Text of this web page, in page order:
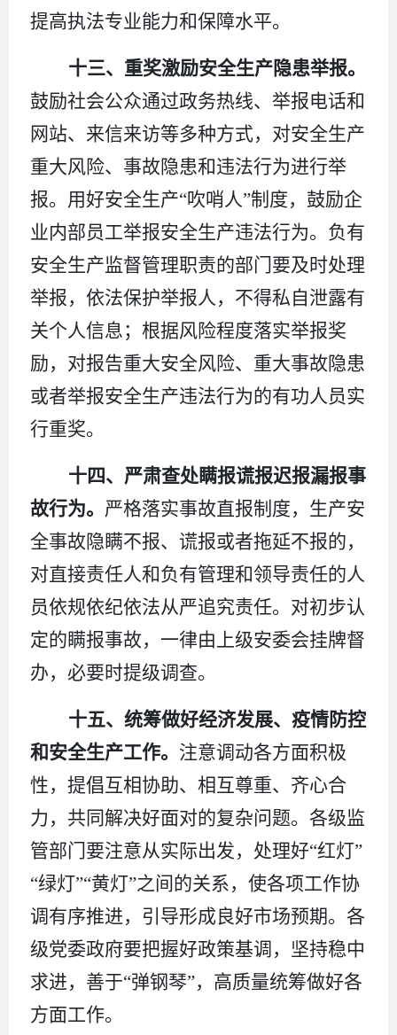
提高执法专业能力和保障水平。
十三、重奖激励安全生产隐患举报。
鼓励社会公众通过政务热线、举报电话和
网站、来信来访等多种方式，对安全生产
重大风险、事故隐患和违法行为进行举
报。用好安全生产“吹哨人”制度，鼓励企
业内部员工举报安全生产违法行为。负有
安全生产监督管理职责的部门要及时处理
举报，依法保护举报人，不得私自泄露有
关个人信息；根据风险程度落实举报奖
励，对报告重大安全风险、重大事故隐患
或者举报安全生产违法行为的有功人员实
行重奖。
十四、严肃查处瞒报谎报迟报漏报事
故行为。 严格落实事故直报制度，生产安
全事故隐瞒不报、谎报或者拖延不报的，
对直接责任人和负有管理和领导责任的人
员依规依纪依法从严追究责任。对初步认
定的瞒报事故，一律由上级安委会挂牌督
办，必要时提级调查。
十五、统筹做好经济发展、疫情防控
和安全生产工作。 注意调动各方面积极
性，提倡互相协助、相互尊重、齐心合
力，共同解决好面对的复杂问题。各级监
管部门要注意从实际出发，处理好“红灯”
“绿灯”“黄灯”之间的关系，使各项工作协
调有序推进，引导形成良好市场预期。各
级党委政府要把握好政策基调，坚持稳中
求进，善于“弹钢琴”，高质量统筹做好各
方面工作。